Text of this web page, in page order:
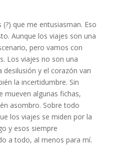
que me entusiasman. Eso
Aunque los viajes son una
pero vamos con
Los viajes no son una
desilusión y el corazón van
la incertidumbre. Sin
mueven algunas fichas,
asombro. Sobre todo
los viajes se miden por la
y esos siempre
a todo, al menos para mí.